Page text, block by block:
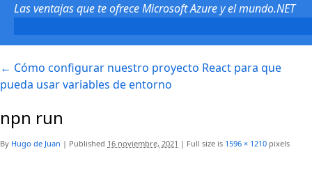
Las ventajas que te ofrece Microsoft Azure y el mundo.NET
← Cómo configurar nuestro proyecto React para que
pueda usar variables de entorno
npn run
By Hugo de Juan | Published 16 noviembre, 2021 | Full size is 1596 × 1210 pixels